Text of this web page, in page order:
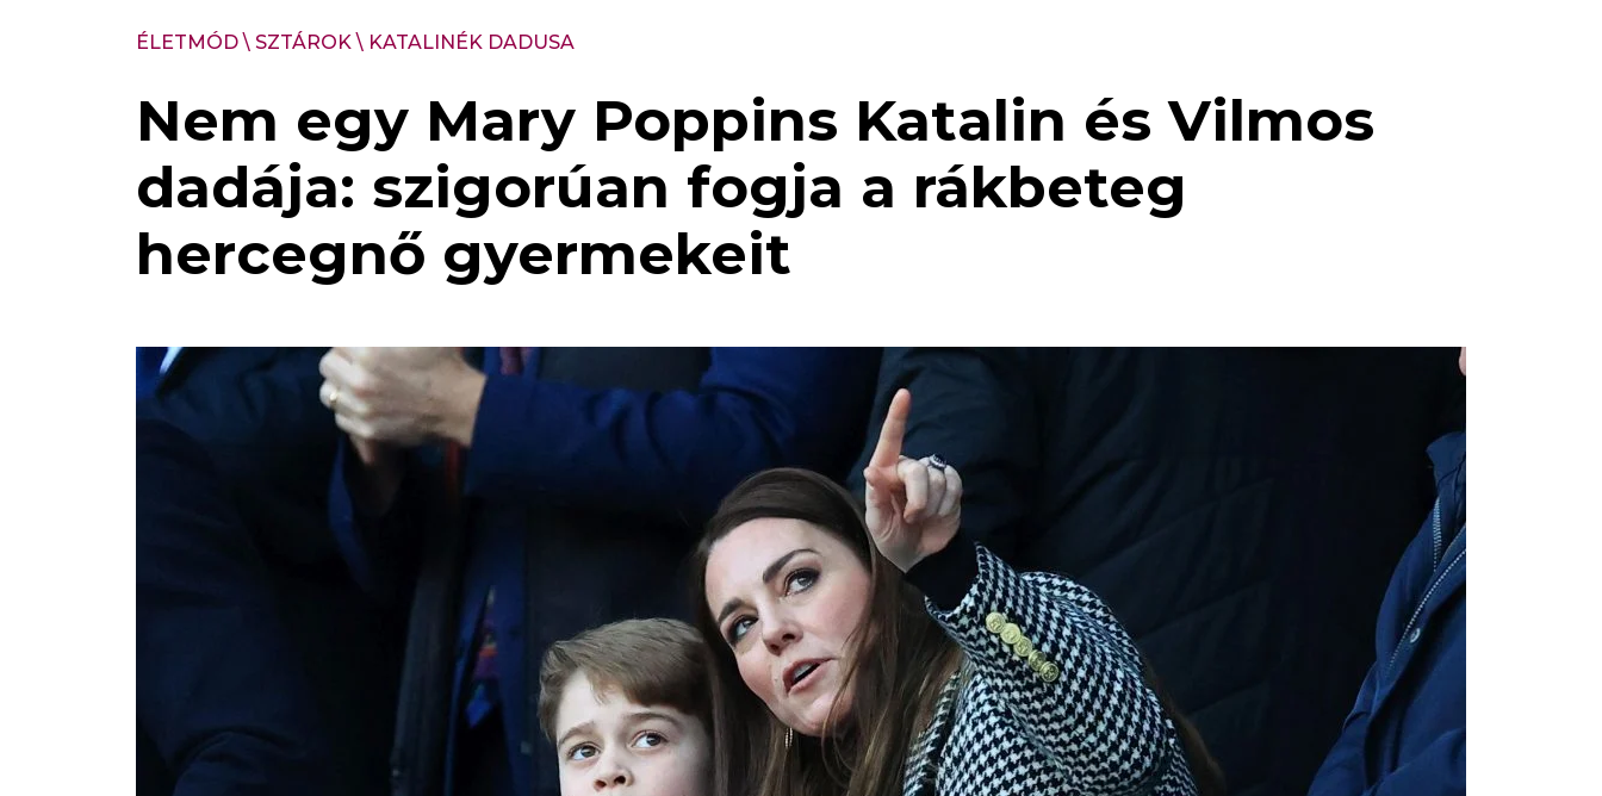
ÉLETMÓD\ SZTÁROK\ KATALINÉK DADUSA
Nem egy Mary Poppins Katalin és Vilmos
dadája: szigorúan fogja a rákbeteg
hercegnő gyermekeit